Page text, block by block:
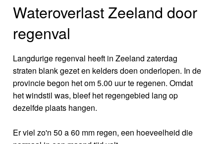
Wateroverlast Zeeland door
regenval
Langdurige regenval heeft in Zeeland zaterdag
straten blank gezet en kelders doen onderlopen. In de
provincie begon het om 5.00 uur te regenen. Omdat
het windstil was, bleef het regengebied lang op
dezelfde plaats hangen.
Er viel zo'n 50 a 60 mm regen, een hoeveelheid die